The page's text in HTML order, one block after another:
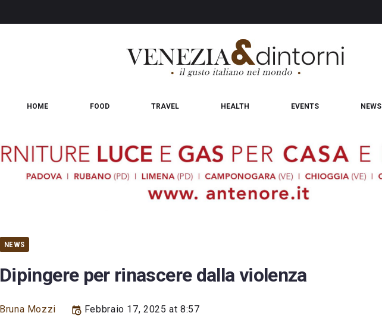
HOME FOOD TRAVEL HEALTH EVENTS NEWS
NEWS
Dipingere per rinascere dalla violenza
Bruna Mozzi Febbraio 17, 2025 at 8:57